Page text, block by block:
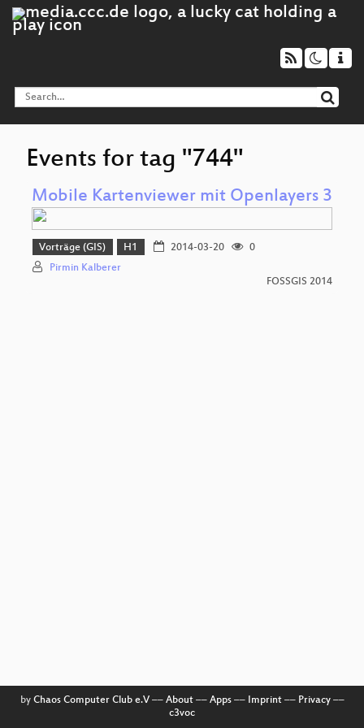
Events for tag "744"
Mobile Kartenviewer mit Openlayers 3
Vorträge (GIS) H1 2014-03-20
0
Pirmin Kalberer
FOSSGIS 2014
by Chaos Computer Club e.V–– About–– Apps–– Imprint–– Privacy––
c3voc